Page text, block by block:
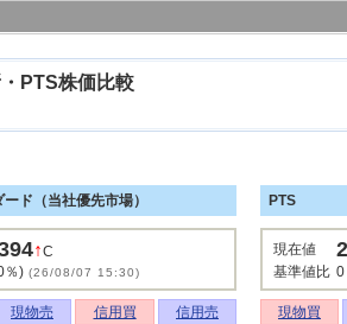
PTS株価比較
ド（当社優先市場）
↑C
％) (26/08/07 15:30)
現物売 信用買 信用売
PTS
現在値
基準値比 0
現物買